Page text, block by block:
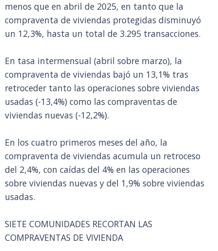
menos que en abril de 2025, en tanto que la
compraventa de viviendas protegidas disminuyó
un 12,3%, hasta un total de 3.295 transacciones.
En tasa intermensual (abril sobre marzo), la
compraventa de viviendas bajó un 13,1% tras
retroceder tanto las operaciones sobre viviendas
usadas (-13,4%) como las compraventas de
viviendas nuevas (-12,2%).
En los cuatro primeros meses del año, la
compraventa de viviendas acumula un retroceso
del 2,4%, con caídas del 4% en las operaciones
sobre viviendas nuevas y del 1,9% sobre viviendas
usadas.
SIETE COMUNIDADES RECORTAN LAS
COMPRAVENTAS DE VIVIENDA